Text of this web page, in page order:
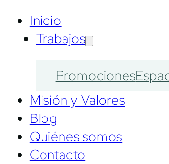
Inicio
Trabajos
Promociones
Misión y Valores
Blog
Quiénes somos
Contacto